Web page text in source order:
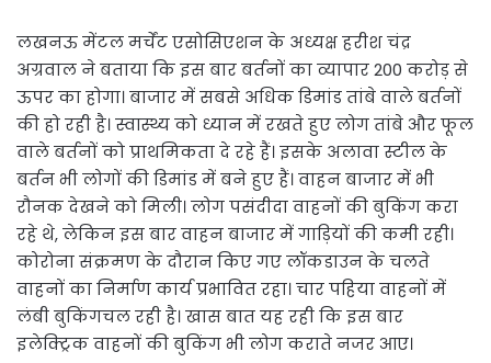
लखनऊ मेंटल मर्चेंट एसोसिएशन के अध्यक्ष हरीश चंद्र
अग्रवाल ने बताया कि इस बार बर्तनों का व्यापार 200 करोड़ से
ऊपर का होगा। बाजार में सबसे अधिक डिमांड तांबे वाले बर्तनों
की हो रही है। स्वास्थ्य को ध्यान में रखते हुए लोग तांबे और फूल
वाले बर्तनों को प्राथमिकता दे रहे हैं। इसके अलावा स्टील के
बर्तन भी लोगों की डिमांड में बने हुए हैं। वाहन बाजार में भी
रौनक देखने को मिली। लोग पसंदीदा वाहनों की बुकिंग करा
रहे थे, लेकिन इस बार वाहन बाजार में गाड़ियों की कमी रही।
कोरोना संक्रमण के दौरान किए गए लॉकडाउन के चलते
वाहनों का निर्माण कार्य प्रभावित रहा। चार पहिया वाहनों में
लंबी बुकिंगचल रही है। खास बात यह रही कि इस बार
इलेक्ट्रिक वाहनों की बुकिंग भी लोग कराते नजर आए।